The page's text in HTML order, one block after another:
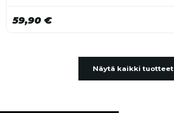
59,90 €
Näytä kaikki tuotteet